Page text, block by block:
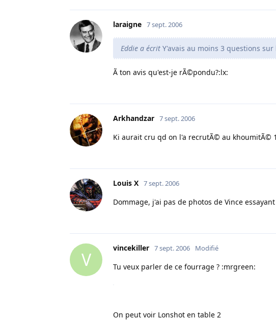
laraigne 7 sept. 2006
Eddie a écrit Y'avais au moins 3 questions
Ã ton avis qu'est-je rÃ©pondu?:lx:
Arkhandzar 7 sept. 2006
Ki aurait cru qd on l'a recrutÃ© au khoumitÃ©
Louis X 7 sept. 2006
Dommage, j'ai pas de photos de Vince
V
vincekiller 7 sept. 2006 Modifié
Tu veux parler de ce fourrage ? :mrgreen:
On peut voir Lonshot en table 2